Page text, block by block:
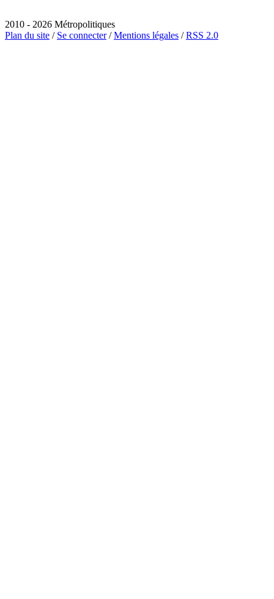
2010 - 2026 Métropolitiques
Plan du site / Se connecter/Mentions légales /RSS 2.0